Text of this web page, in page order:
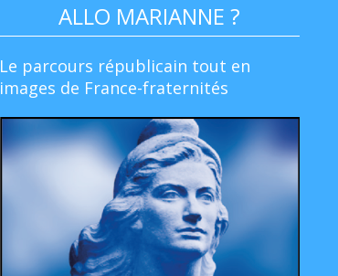
ALLO MARIANNE ?
Le parcours républicain tout en
images de France-fraternités